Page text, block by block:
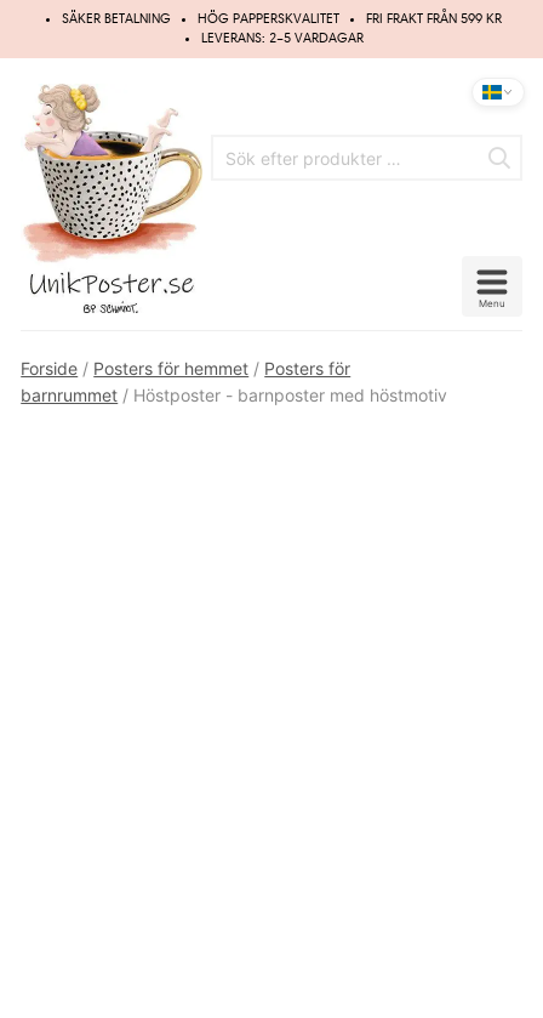
Hoppa
SÄKER BETALNING HÖG PAPPERSKVALITET
FRI FRAKT FRÅN 599 KR
LEVERANS: 2–5 VARDAGAR
Menu
Forside / Posters för hemmet / Posters för
barnrummet / Höstposter - barnposter med höstmotiv